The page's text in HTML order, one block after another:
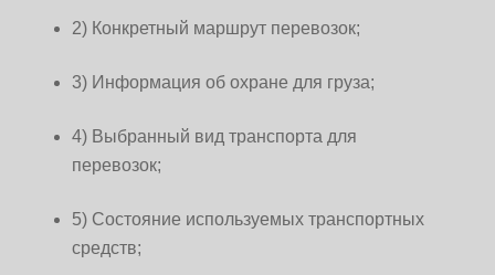
2) Конкретный маршрут перевозок;
3) Информация об охране для груза;
4) Выбранный вид транспорта для
перевозок;
5) Состояние используемых транспортных
средств;